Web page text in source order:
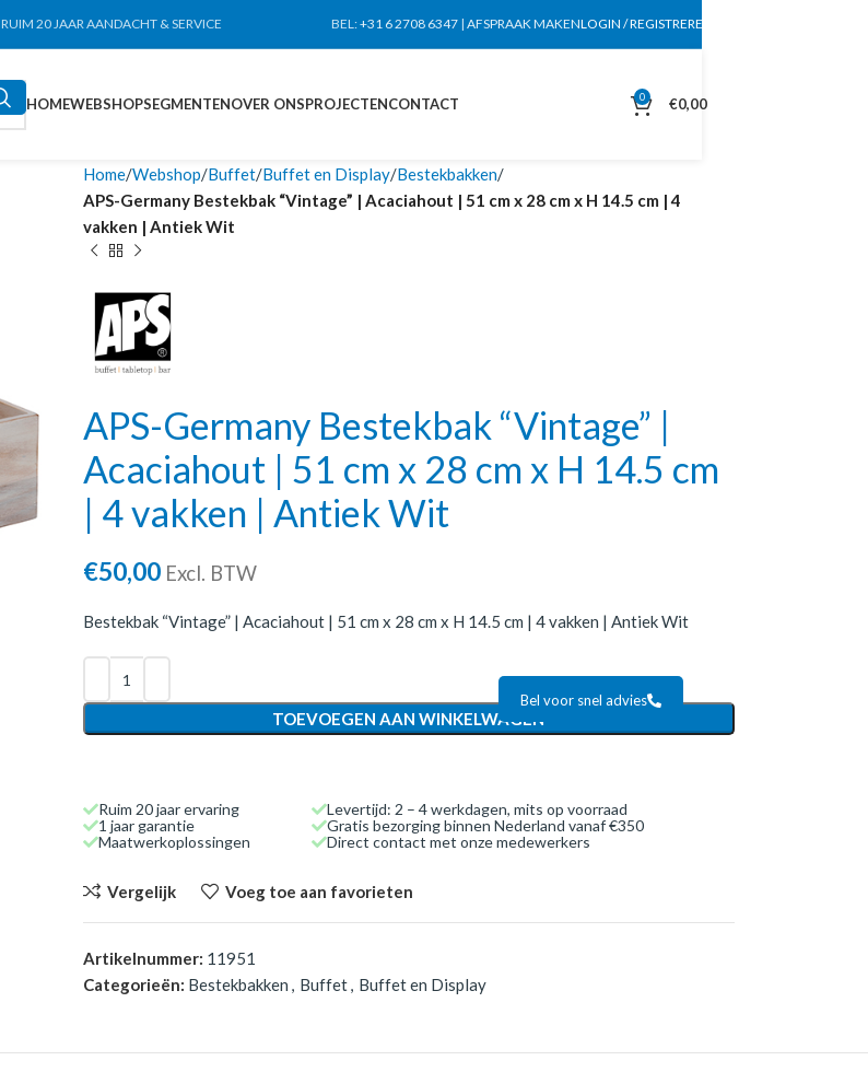
RUIM 20 JAAR AANDACHT & SERVICE BEL:+31 6 2708 6347 | AFSPRAAK MAKENLOGIN / REGISTREREN
HOMEWEBSHOPSEGMENTENOVER ONSPROJECTENCONTACT 0 €0,00
Home Webshop Buffet Buffet en Display Bestekbakken
APS-Germany Bestekbak “Vintage” | Acaciahout | 51 cm x 28 cm x H 14.5 cm | 4
vakken | Antiek Wit
APS-Germany Bestekbak “Vintage” |
Acaciahout | 51 cm x 28 cm x H 14.5 cm
| 4 vakken | Antiek Wit
€50,00 Excl. BTW
Bestekbak “Vintage” | Acaciahout | 51 cm x 28 cm x H 14.5 cm | 4 vakken | Antiek Wit
TOEVOEGEN AAN WINKELWAGEN
Bel voor snel advies
Ruim 20 jaar ervaring
1 jaar garantie
Maatwerkoplossingen
Levertijd: 2 – 4 werkdagen, mits op voorraad
Gratis bezorging binnen Nederland vanaf €350
Direct contact met onze medewerkers
Vergelijk Voeg toe aan favorieten
Artikelnummer: 11951
Categorieën: Bestekbakken , Buffet, Buffet en Display